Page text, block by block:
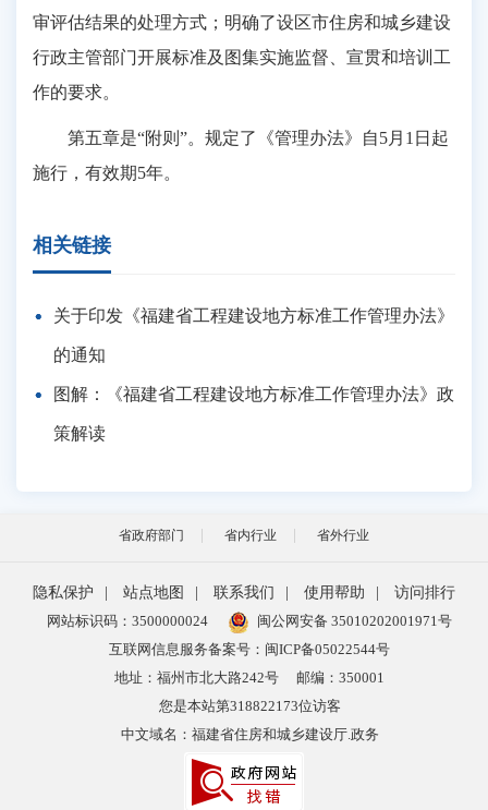
审评估结果的处理方式；明确了设区市住房和城乡建设
行政主管部门开展标准及图集实施监督、宣贯和培训工
作的要求。
第五章是“附则”。规定了《管理办法》自5月1日起
施行，有效期5年。
相关链接
关于印发《福建省工程建设地方标准工作管理办法》
的通知
图解：《福建省工程建设地方标准工作管理办法》政
策解读
省政府部门 省内行业 省外行业
隐私保护 站点地图 联系我们 使用帮助
访问排行
网站标识码：3500000024
闽公网安备 35010202001971号
互联网信息服务备案号：闽ICP备05022544号
地址：福州市北大路242号
邮编：350001
您是本站第318822173位访客
中文域名：福建省住房和城乡建设厅.政务